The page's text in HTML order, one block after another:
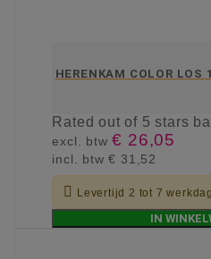
HERENKAM COLOR
Ratedout of 5 stars
excl. btw€ 26,05
incl. btw€ 31,52
 Levertijd 2 tot 7
IN